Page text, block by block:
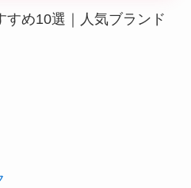
すめ10選｜人気ブランド